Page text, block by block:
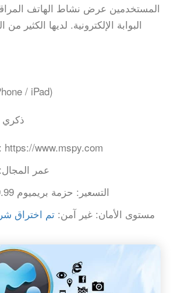
المستخدمين عرض نشاط الهاتف
البوابة الإلكترونية. لديها الكثير
/ iPad)
ذكري
موقع إلكتروني: https://www.mspy.com
عمر المجال:
التسعير: حزمة بريميوم 69.99 دولار / شهر
مستوى الأمان: غير آمن: تم اختراق